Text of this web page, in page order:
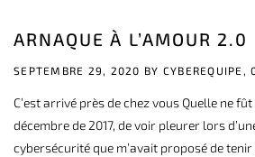
ARNAQUE À L’AMOUR 2.0
SEPTEMBRE 29, 2020 BY CYBEREQUIPE,
C’est arrivé près de chez vous Quelle ne
décembre de 2017, de voir pleurer lors
cybersécurité que m’avait proposé de